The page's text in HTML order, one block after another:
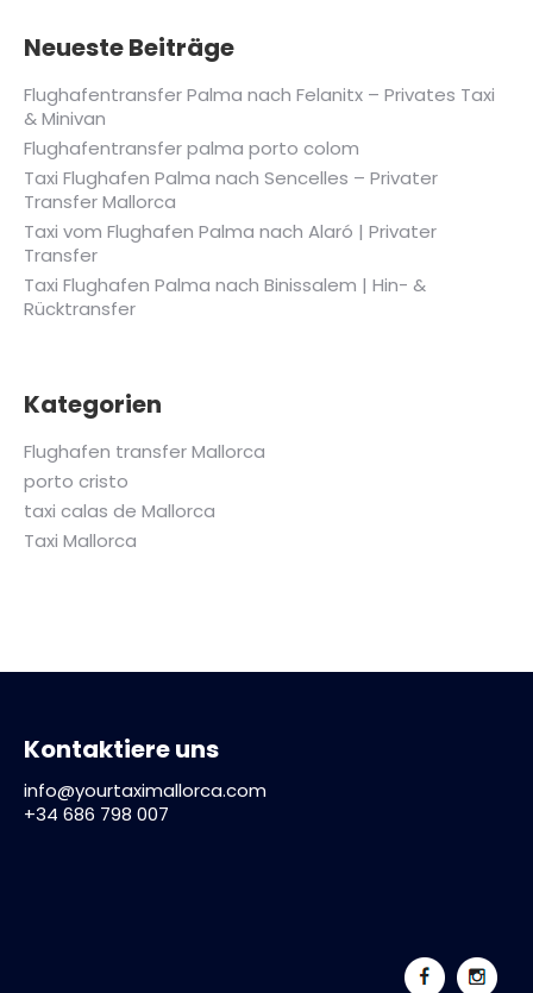
Neueste Beiträge
Flughafentransfer Palma nach Felanitx – Privates Taxi
& Minivan
Flughafentransfer palma porto colom
Taxi Flughafen Palma nach Sencelles – Privater
Transfer Mallorca
Taxi vom Flughafen Palma nach Alaró | Privater
Transfer
Taxi Flughafen Palma nach Binissalem | Hin- &
Rücktransfer
Kategorien
Flughafen transfer Mallorca
porto cristo
taxi calas de Mallorca
Taxi Mallorca
Kontaktiere uns
info@yourtaximallorca.com
+34 686 798 007